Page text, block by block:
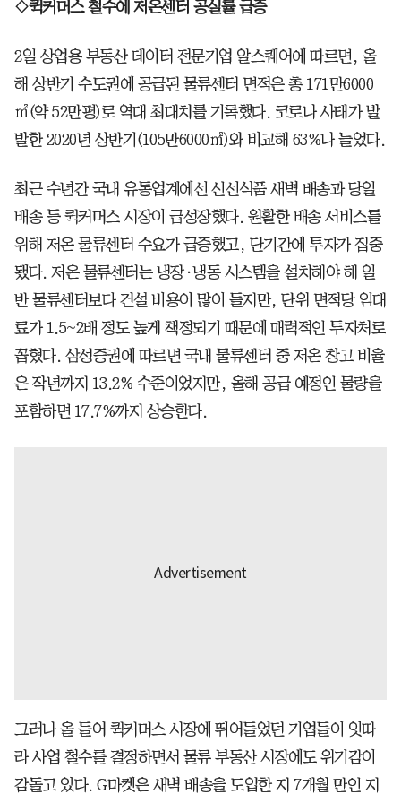
◇퀵커머스 철수에 저온센터 공실률 급증
2일 상업용 부동산 데이터 전문기업 알스퀘어에 따르면, 올
해 상반기 수도권에 공급된 물류센터 면적은 총 171만6000
㎡(약 52만평)로 역대 최대치를 기록했다. 코로나 사태가 발
발한 2020년 상반기(105만6000㎡)와 비교해 63%나 늘었다.
최근 수년간 국내 유통업계에선 신선식품 새벽 배송과 당일
배송 등 퀵커머스 시장이 급성장했다. 원활한 배송 서비스를
위해 저온 물류센터 수요가 급증했고, 단기간에 투자가 집중
됐다. 저온 물류센터는 냉장·냉동 시스템을 설치해야 해 일
반 물류센터보다 건설 비용이 많이 들지만, 단위 면적당 임대
료가 1.5~2배 정도 높게 책정되기 때문에 매력적인 투자처로
꼽혔다. 삼성증권에 따르면 국내 물류센터 중 저온 창고 비율
은 작년까지 13.2% 수준이었지만, 올해 공급 예정인 물량을
포함하면 17.7%까지 상승한다.
그러나 올 들어 퀵커머스 시장에 뛰어들었던 기업들이 잇따
라 사업 철수를 결정하면서 물류 부동산 시장에도 위기감이
감돌고 있다. G마켓은 새벽 배송을 도입한 지 7개월 만인 지